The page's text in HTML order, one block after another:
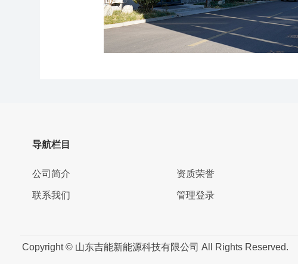
导航栏目
公司简介 资质荣誉
联系我们 管理登录
Copyright © 山东吉能新能源科技有限公司 All Rights